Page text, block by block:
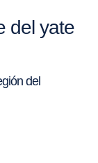
del yate
del